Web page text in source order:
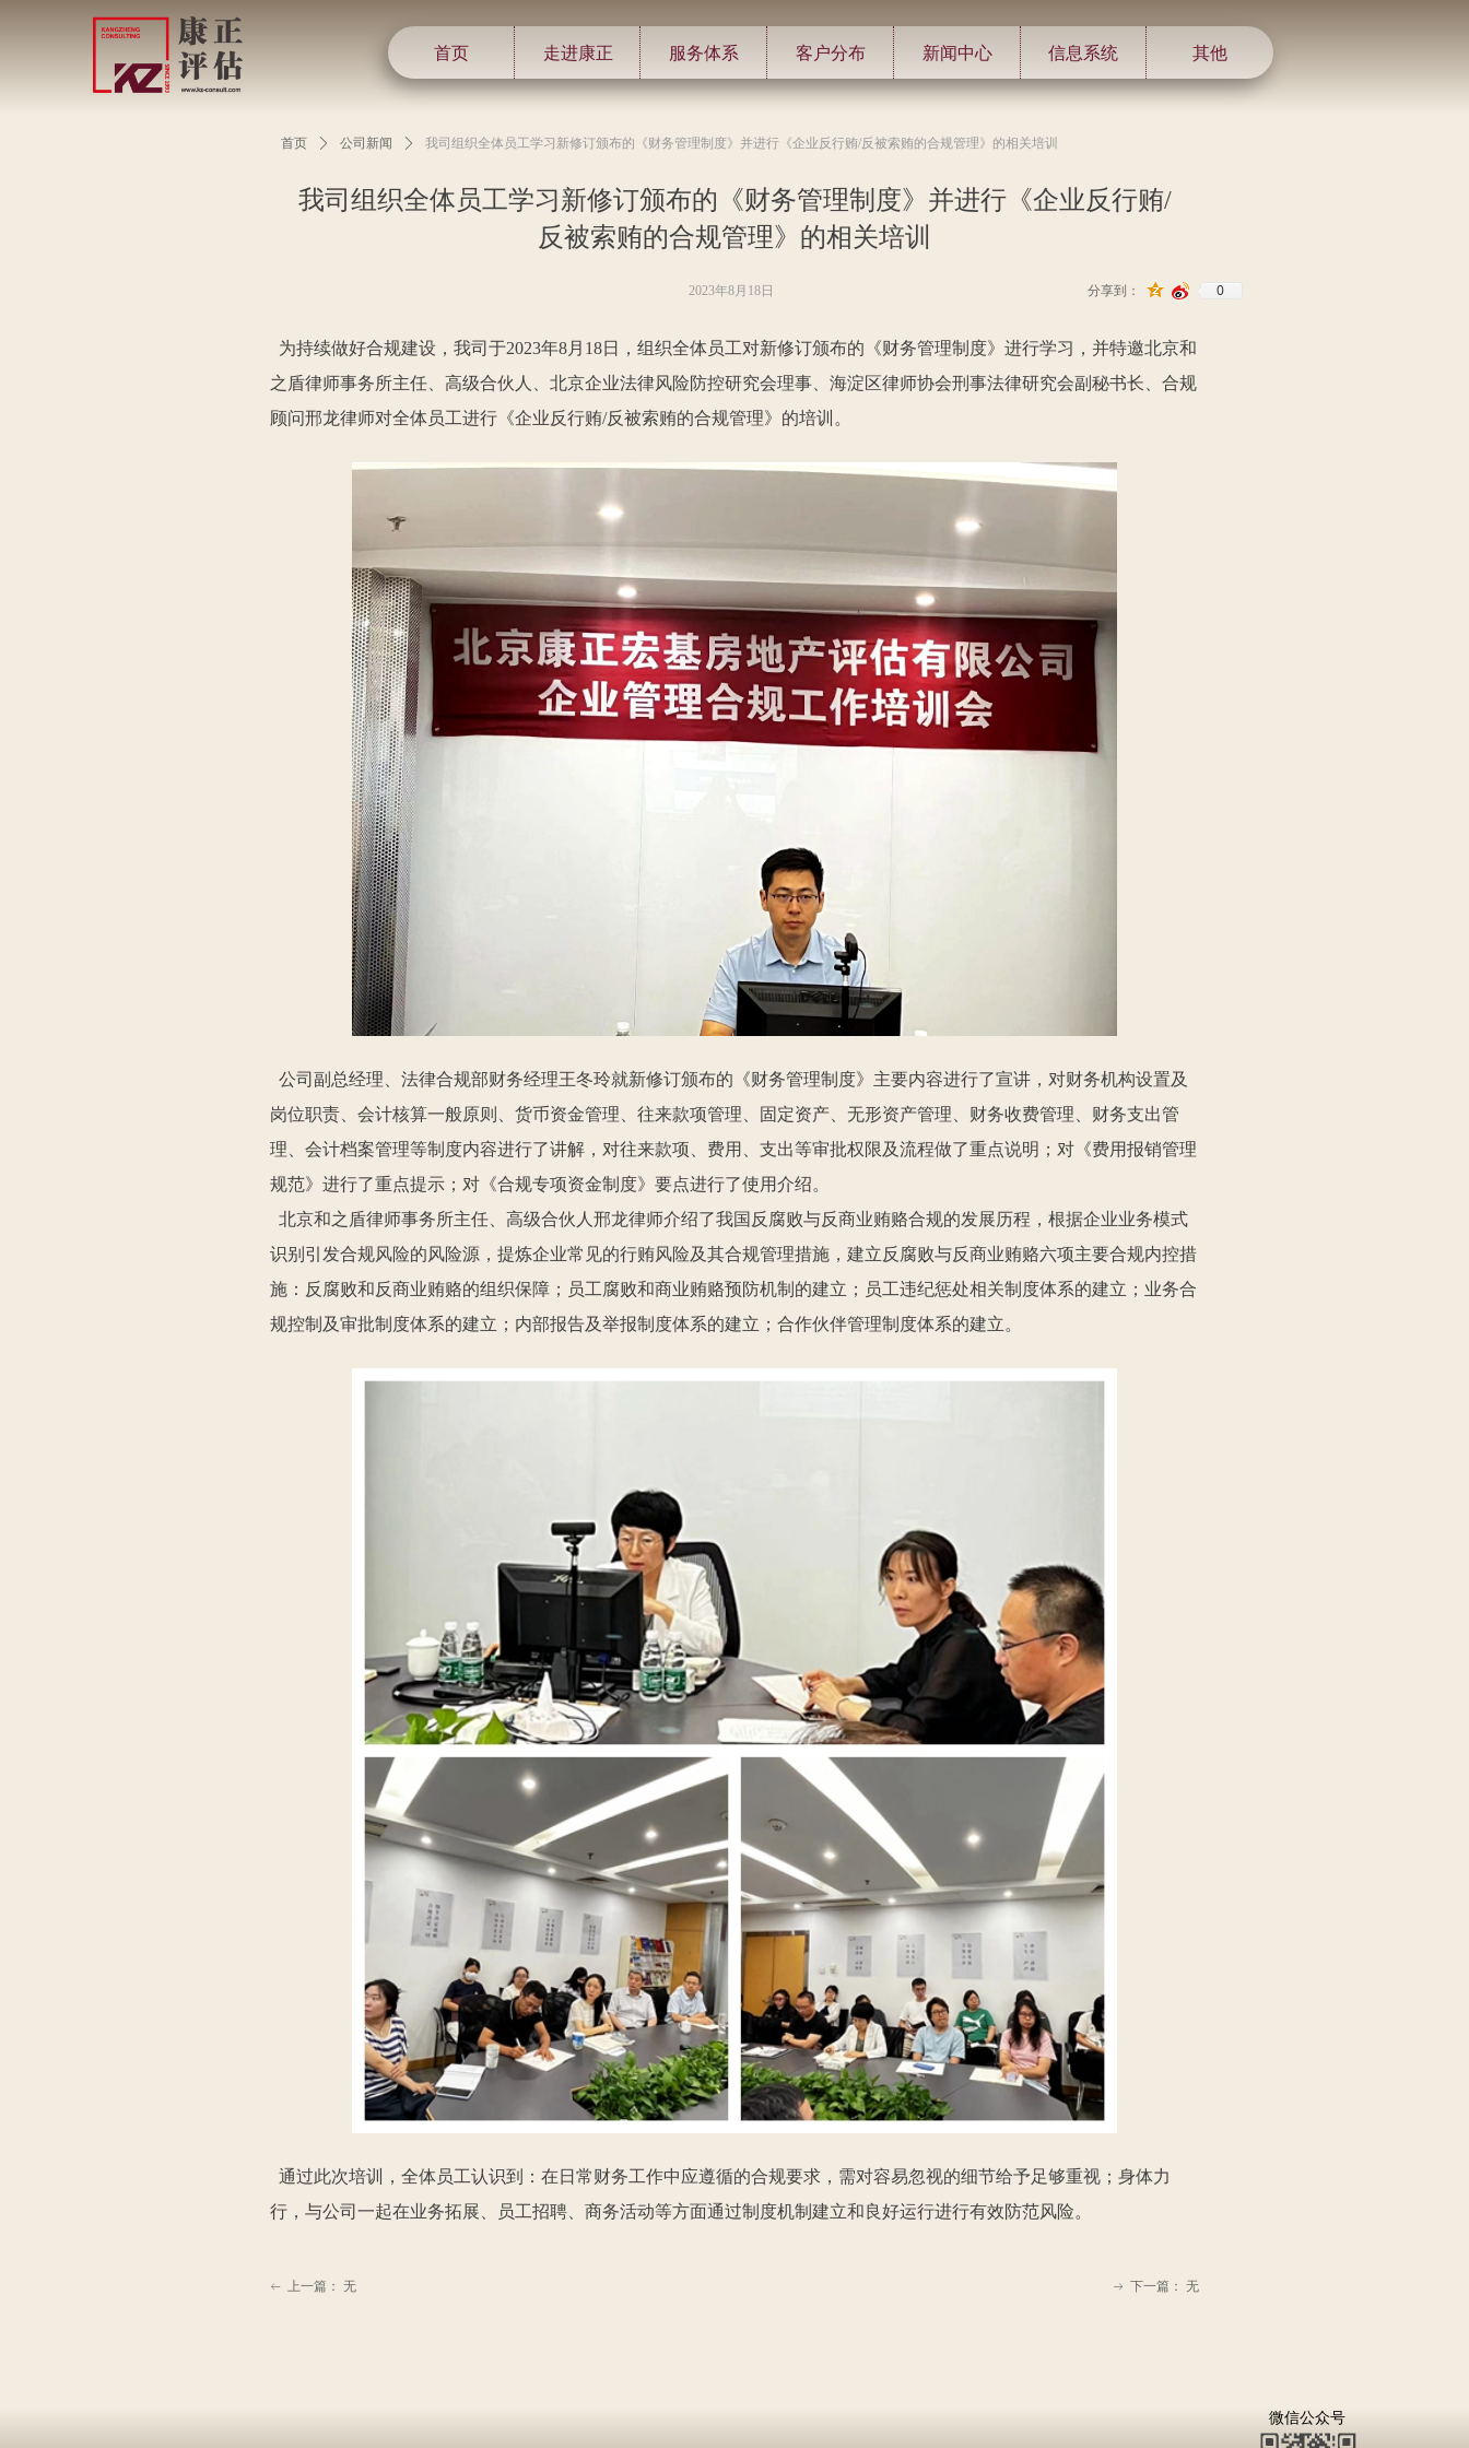
首页 走进康正 服务体系 客户分布 新闻中心 信息系统 其他
我司组织全体员工学习新修订颁布的《财务管理制度》并进行《企业反行贿/
反被索贿的合规管理》的相关培训
首页 ꄲ 公司新闻 ꄲ 我司组织全体员工学习新修订颁布的《财务管理制度》并进行《企业反行贿/反被索贿的合规管理》的相关培训
为持续做好合规建设，我司于2023年8月18日，组织全体员工对新修订颁布的《财务管理制度》进行学习，并特邀北京和
之盾律师事务所主任、高级合伙人、北京企业法律风险防控研究会理事、海淀区律师协会刑事法律研究会副秘书长、合规
顾问邢龙律师对全体员工进行《企业反行贿/反被索贿的合规管理》的培训。
公司副总经理、法律合规部财务经理王冬玲就新修订颁布的《财务管理制度》主要内容进行了宣讲，对财务机构设置及
岗位职责、会计核算一般原则、货币资金管理、往来款项管理、固定资产、无形资产管理、财务收费管理、财务支出管
理、会计档案管理等制度内容进行了讲解，对往来款项、费用、支出等审批权限及流程做了重点说明；对《费用报销管理
规范》进行了重点提示；对《合规专项资金制度》要点进行了使用介绍。
北京和之盾律师事务所主任、高级合伙人邢龙律师介绍了我国反腐败与反商业贿赂合规的发展历程，根据企业业务模式
识别引发合规风险的风险源，提炼企业常见的行贿风险及其合规管理措施，建立反腐败与反商业贿赂六项主要合规内控措
施：反腐败和反商业贿赂的组织保障；员工腐败和商业贿赂预防机制的建立；员工违纪惩处相关制度体系的建立；业务合
规控制及审批制度体系的建立；内部报告及举报制度体系的建立；合作伙伴管理制度体系的建立。
通过此次培训，全体员工认识到：在日常财务工作中应遵循的合规要求，需对容易忽视的细节给予足够重视；身体力
行，与公司一起在业务拓展、员工招聘、商务活动等方面通过制度机制建立和良好运行进行有效防范风险。
2023年8月18日
ꂃ 上一篇： 无 ꁹ 下一篇： 无
分享到： 0
微信公众号